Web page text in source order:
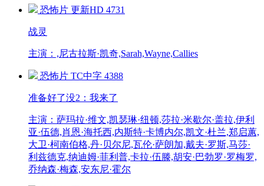
恐怖片 更新HD 4731
战灵
主演：,尼古拉斯·凯奇,Sarah,Wayne,Callies
恐怖片 TC中字 4388
准备好了没2：我来了
主演：萨玛拉·维文,凯瑟琳·纽顿,莎拉·米歇尔·盖拉,伊利
亚·伍德,肖恩·海托西,内斯特·卡博内尔,凯文·杜兰,郑启蕙,
大卫·柯南伯格,丹·贝尔尼,瓦伦·萨朗加,戴夫·罗斯,马莎·
利兹德克,纳迪姆·菲利普,卡拉·伍滕,胡安·巴勃罗·罗梅罗,
乔纳森·梅森,安东尼·霍尔